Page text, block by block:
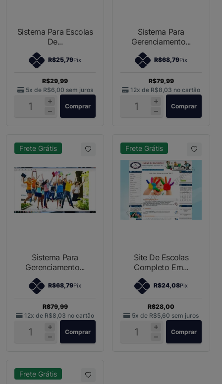
Sistema Para Escolas
De...
R$25,79Pix
R$29,99
5x de R$6,00 sem juros
Comprar
Sistema Para
Gerenciamento...
R$68,79Pix
R$79,99
12x de R$8,03 no cartão
Comprar
Frete Grátis
Sistema Para
Gerenciamento...
R$68,79Pix
R$79,99
12x de R$8,03 no cartão
Comprar
Frete Grátis
Site De Escolas
Completo Em...
R$24,08Pix
R$28,00
5x de R$5,60 sem juros
Comprar
Frete Grátis